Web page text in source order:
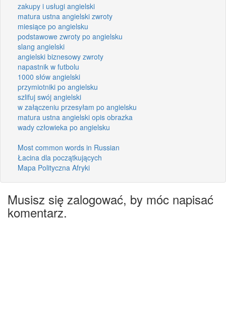
zakupy i usługi angielski
matura ustna angielski zwroty
miesiące po angielsku
podstawowe zwroty po angielsku
slang angielski
angielski biznesowy zwroty
napastnik w futbolu
1000 słów angielski
przymiotniki po angielsku
szlifuj swój angielski
w załączeniu przesyłam po angielsku
matura ustna angielski opis obrazka
wady człowieka po angielsku
Most common words in Russian
Łacina dla początkujących
Mapa Polityczna Afryki
Musisz się zalogować, by móc napisać
komentarz.